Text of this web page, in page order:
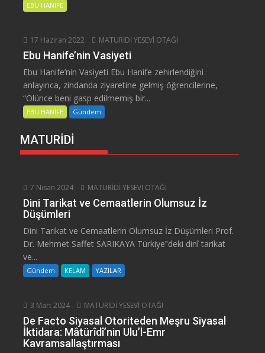
EBU HANİFE
17 Haziran 2022 MATURİDİ YESEVİ OTAĞI
Ebu Hanife’nin Vasiyeti
Ebu Hanife’nin Vasiyeti Ebu Hanife zehirlendiğini
anlayınca, zindanda ziyaretine gelmiş öğrencilerine,
“Ölünce beni gasp edilmemiş bir...
EBU HANİFE Gündem
MATURİDİ
7 Nisan 2024 MATURİDİ YESEVİ OTAĞI
Dini Tarikat ve Cemaatlerin Olumsuz İz
Düşümleri
Dini Tarikat ve Cemaatlerin Olumsuz İz Düşümleri Prof.
Dr. Mehmet Saffet SARIKAYA Türkiye‟deki dinî tarikat
ve...
Gündem KELAM YAZILAR
3 Mart 2024 MATURİDİ YESEVİ OTAĞI
De Facto Siyasal Otoriteden Meşru Siyasal
İktidara: Mâtürîdî’nin Ulu’l-Emr
Kavramsallaştırması